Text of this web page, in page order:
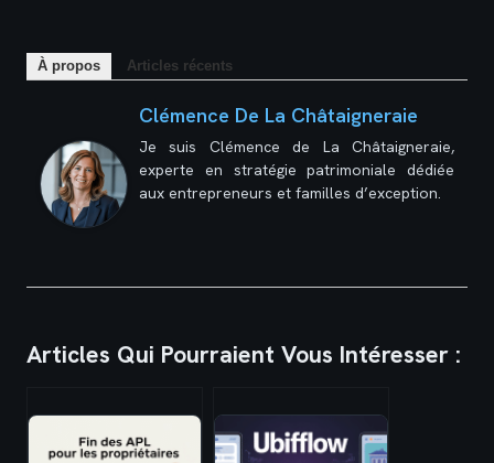
À propos Articles récents
Clémence De La Châtaigneraie
Je suis Clémence de La Châtaigneraie,
experte en stratégie patrimoniale dédiée
aux entrepreneurs et familles d’exception.
Articles Qui Pourraient Vous Intéresser :